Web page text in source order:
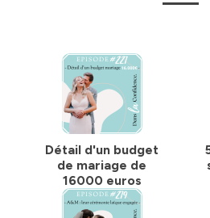
jeunesmariésraconter leur jour
vous projeter et vivre toutes les
récits de mariage.
Par Laurène Golvan - mariée 2021
Hébergé par Ausha. Visitez
confidentialitepour plus
Détail d'un budget
de mariage de
16000 euros